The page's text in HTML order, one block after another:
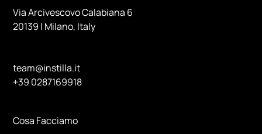
Via Arcivescovo Calabiana 6
20139 | Milano, Italy
team@instilla.it
+39 0287169918
Cosa Facciamo